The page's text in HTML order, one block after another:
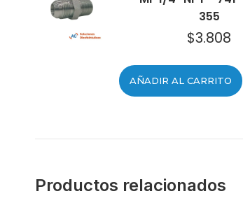
355
$3.808
AÑADIR AL CARRITO
Productos relacionados